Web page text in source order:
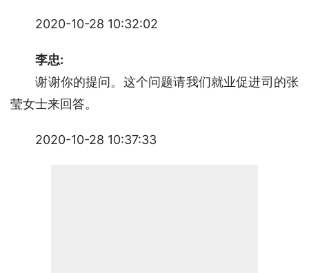
2020-10-28 10:32:02
李忠:
谢谢你的提问。这个问题请我们就业促进司的张
莹女士来回答。
2020-10-28 10:37:33